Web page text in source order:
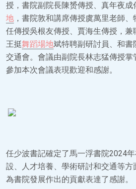
授，書院副院長陳赟傳授、真年夜成
地 ，書院敦和講席傳授虞萬里老師
任傳授吳根友傳授、賈海生傳授，兼
王挺舞蹈場地斌特聘副研討員、和
交通會。會議由副院長林志猛傳授
參加本次會議表現歡迎和感謝。
任少波書記確定了馬一浮書院2024
設、人才培養、學術研討和交通等
為書院發展作出的貢獻表達了感謝。